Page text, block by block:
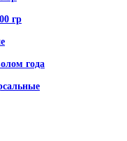
гр
года